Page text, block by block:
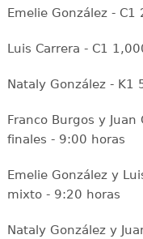
Emelie González -
Luis Carrera - C1
Nataly González -
Franco Burgos y
finales - 9:00 horas
Emelie González y
mixto - 9:20 horas
Nataly González y